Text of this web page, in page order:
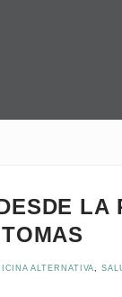
LA
ALTERNATIVA,